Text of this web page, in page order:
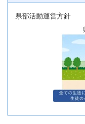
県部活動運営方針